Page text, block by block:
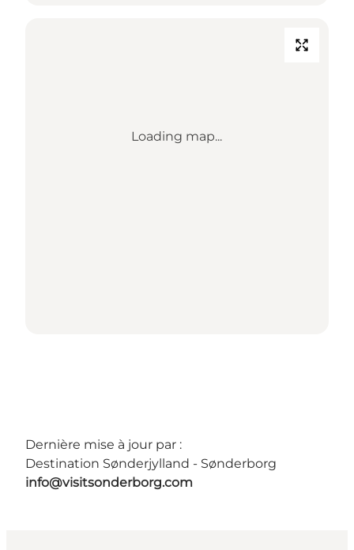
Loading map...
Dernière mise à jour par :
Destination Sønderjylland - Sønderborg
info@visitsonderborg.com